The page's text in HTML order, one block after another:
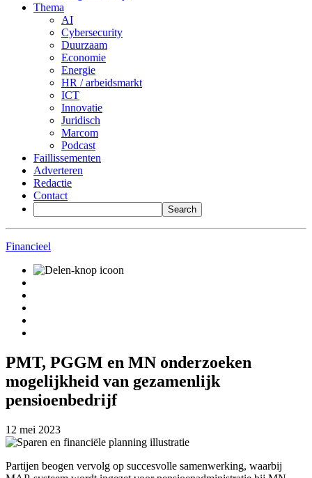
Thema
AI
Cybersecurity
Duurzaam
Economie
Energie
HR / arbeidsmarkt
ICT
Innovatie
Juridisch
Marcom
Podcast
Faillissementen
Adverteren
Redactie
Contact
Financieel
PMT, PGGM en MN onderzoeken
mogelijkheid van gezamenlijk
pensioenbedrijf
12 mei 2023
Partijen beogen vervolg op succesvolle samenwerking, waarbij